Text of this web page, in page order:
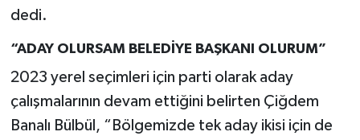
dedi.
“ADAY OLURSAM BELEDİYE BAŞKANI OLURUM”
2023 yerel seçimleri için parti olarak aday
çalışmalarının devam ettiğini belirten Çiğdem
Banalı Bülbül, “Bölgemizde tek aday ikisi için de